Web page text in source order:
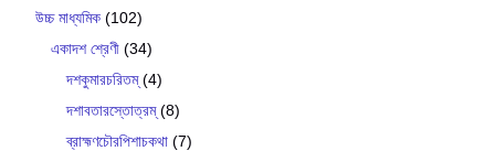
উচ্চ মাধ্যমিক (102)
একাদশ শ্রেণী (34)
দশকুমারচরিতম্(4)
দশাবতারস্তোত্রম্(8)
ব্রাহ্মণচৌরপিশাচকথা (7)